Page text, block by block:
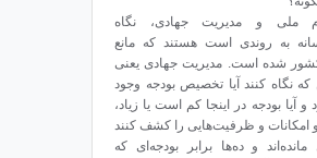
ملی و مدیریت جهادی، نگاه‌
به روندی است هستند که مانع
شده است. مدیریت جهادی یعنی
که نگاه کنند آیا تخصیص بودجه وجود
و آیا بودجه در اینجا کم است یا زیاد،
و امکانات و ظرفیت‌هایی را کشف کنند
و ده‌ها برابر بودجه‌ای که